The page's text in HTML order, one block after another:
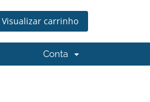
Visualizar carrinho
Conta